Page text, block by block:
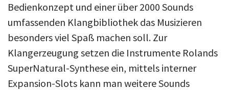
Tipps
Magazine
Über uns
Podcast
Bedienkonzept und einer über 2000 Sounds
umfassenden Klangbibliothek das Musizieren
besonders viel Spaß machen soll. Zur
Klangerzeugung setzen die Instrumente Rolands
SuperNatural-Synthese ein, mittels interner
Expansion-Slots kann man weitere Sounds